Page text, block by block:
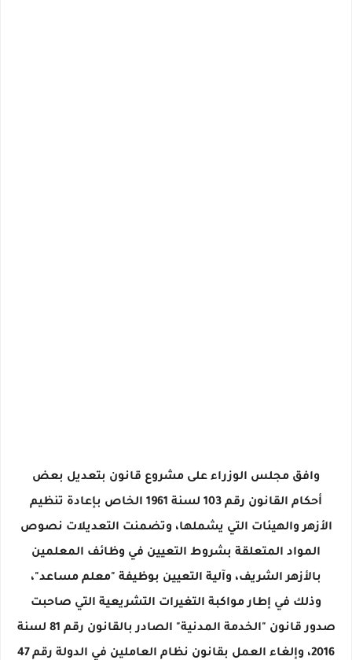
وافق مجلس الوزراء على مشروع قانون بتعديل بعض
أحكام القانون رقم 103 لسنة 1961 الخاص بإعادة تنظيم
الأزهر والهيئات التي يشملها، وتضمنت التعديلات نصوص
المواد المتعلقة بشروط التعيين في وظائف المعلمين
بالأزهر الشريف، وآلية التعيين بوظيفة "معلم مساعد"،
وذلك في إطار مواكبة التغيرات التشريعية التي صاحبت
صدور قانون "الخدمة المدنية" الصادر بالقانون رقم 81 لسنة
2016، وإلغاء العمل بقانون نظام العاملين في الدولة رقم 47